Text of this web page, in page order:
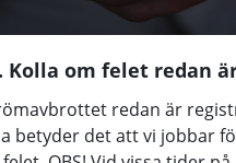
Kolla om felet redan
redan är
betyder det att vi jobbar